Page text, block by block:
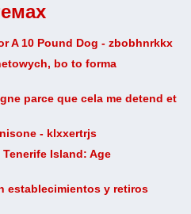
A 10 Pound Dog - zbobhnrkkx
bo to forma
parce que cela me detend et
- klxxertrjs
Island: Age
establecimientos y retiros